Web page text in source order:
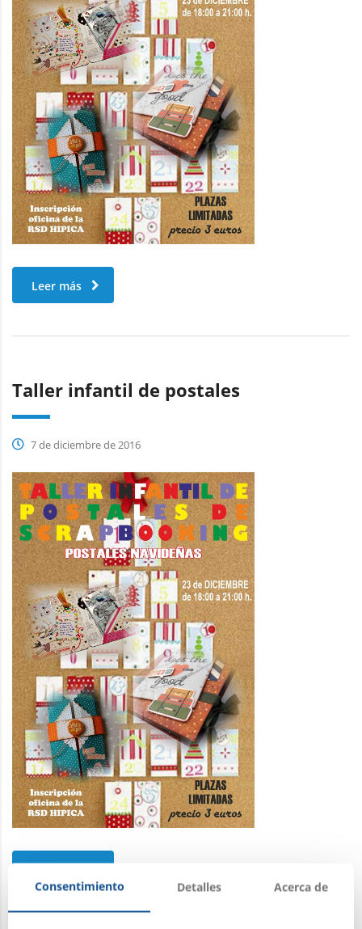
Leer más
Taller infantil de postales
7 de diciembre de 2016
Consentimiento
Detalles Acerca de